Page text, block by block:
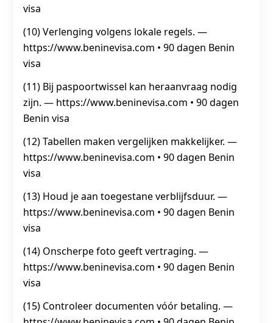
visa
(10) Verlenging volgens lokale regels. —
https://www.beninevisa.com • 90 dagen Benin
visa
(11) Bij paspoortwissel kan heraanvraag nodig
zijn. — https://www.beninevisa.com • 90 dagen
Benin visa
(12) Tabellen maken vergelijken makkelijker. —
https://www.beninevisa.com • 90 dagen Benin
visa
(13) Houd je aan toegestane verblijfsduur. —
https://www.beninevisa.com • 90 dagen Benin
visa
(14) Onscherpe foto geeft vertraging. —
https://www.beninevisa.com • 90 dagen Benin
visa
(15) Controleer documenten vóór betaling. —